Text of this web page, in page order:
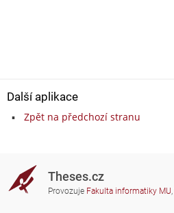
Další aplikace
Zpět na předchozí stranu
Theses.cz
Provozuje Fakulta informatiky MU,